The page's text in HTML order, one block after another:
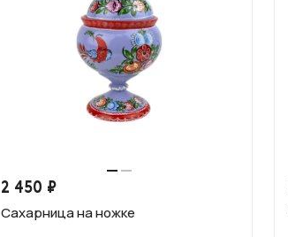
2 450 ₽
Сахарница на ножке